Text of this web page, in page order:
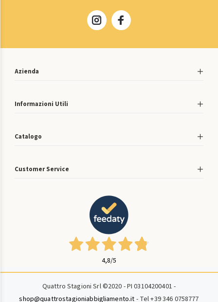
Azienda
Informazioni Utili
Catalogo
Customer Service
4,8/5
Quattro Stagioni Srl ©2020 - PI 03104200401 -
shop@quattrostagioniabbigliamento.it - Tel +39 346 0758777